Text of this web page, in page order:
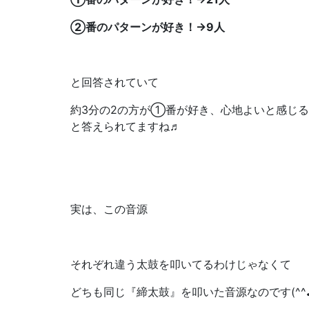
②番のパターンが好き！→9人
と回答されていて
約3分の2の方が①番が好き、心地よいと感じ
と答えられてますね♬
実は、この音源
それぞれ違う太鼓を叩いてるわけじゃなくて
どちも同じ『締太鼓』を叩いた音源なのです